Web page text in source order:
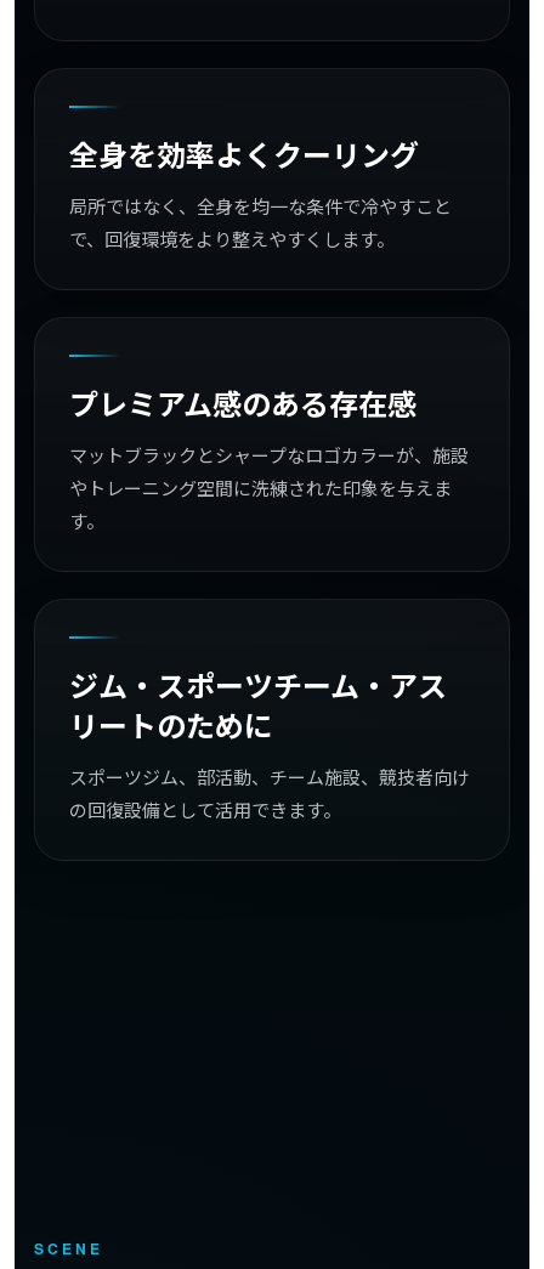
全身を効率よく クーリング
局所ではなく、全身を均一な条件で冷やすこと
で、回復環境をより整えやすくします。
プレミアム感のある存在感
マットブラックとシャープなロゴカラーが、施設
やトレーニング空間に洗練された印象を与えま
す。
ジム・スポーツチーム・ アス
リートのために
スポーツジム、部活動、チーム施設、競技者向け
の回復設備として活用できます。
SCENE